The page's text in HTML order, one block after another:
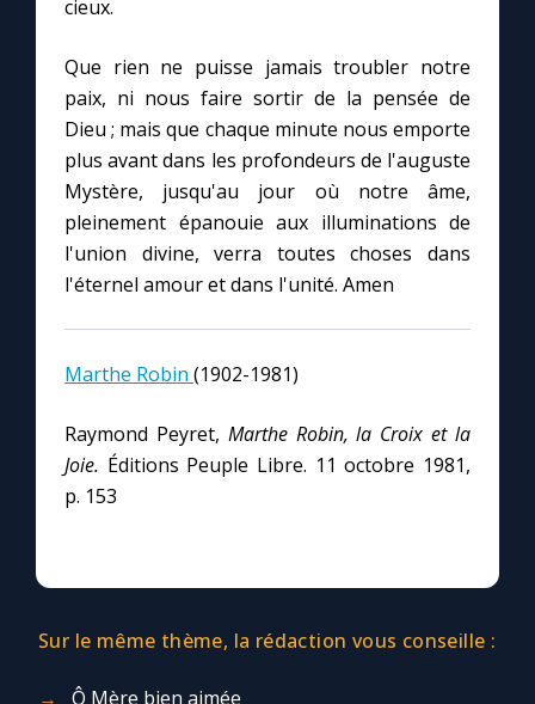
À la une
1000 Raisons de Croire
Chapelet pour le monde
Contact
Marie de Nazareth
cieux.
Que rien ne puisse jamais troubler notre
paix, ni nous faire sortir de la pensée de
Dieu ; mais que chaque minute nous emporte
plus avant dans les profondeurs de l'auguste
Mystère, jusqu'au jour où notre âme,
pleinement épanouie aux illuminations de
l'union divine, verra toutes choses dans
l'éternel amour et dans l'unité. Amen
Marthe Robin (1902-1981)
Raymond Peyret, Marthe Robin, la Croix et la
Joie. Éditions Peuple Libre. 11 octobre 1981,
p. 153
Sur le même thème, la rédaction vous conseille :
Ô Mère bien aimée